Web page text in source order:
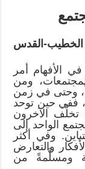
الخطيب-القدس
الأفهام أمر
ومن
وحتى في زمن
ففي حين توحد
تخلَّف الآخرون
الواحد إلى
وفي أكثر
والتعارض
ومسلَّمةً من